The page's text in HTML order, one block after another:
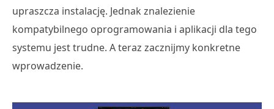
upraszcza instalację. Jednak znalezienie
kompatybilnego oprogramowania i aplikacji dla tego
systemu jest trudne. A teraz zacznijmy konkretne
wprowadzenie.